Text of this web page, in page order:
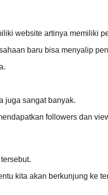
website artinya memiliki
baru bisa menyalip
juga sangat banyak.
followers dan
kita akan berkunjung ke